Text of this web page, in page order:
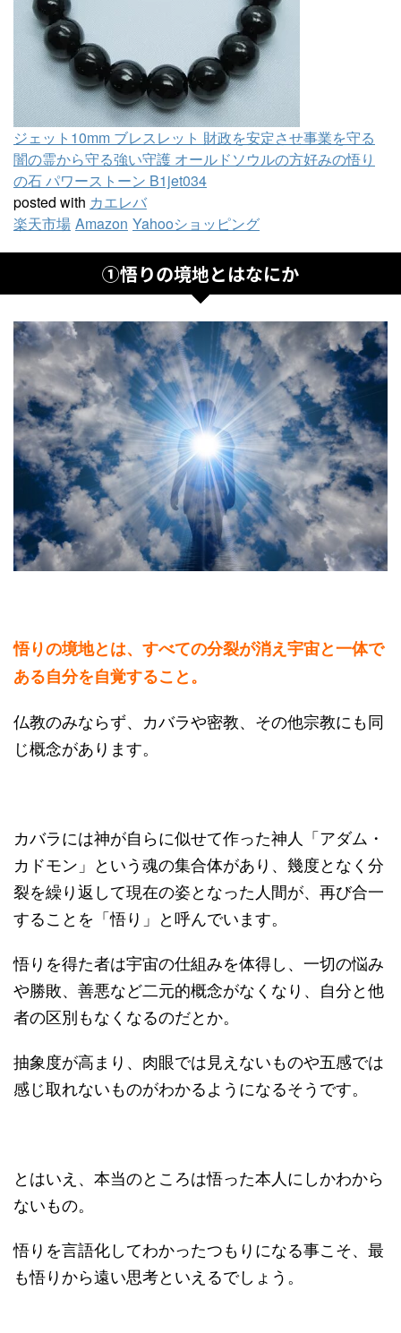
ジェット10mm ブレスレット 財政を安定させ事業を守る
闇の霊から守る強い守護 オールドソウルの方好みの悟り
の石 パワーストーン B1jet034
posted with カエレバ
楽天市場 Amazon Yahooショッピング
①悟りの境地とはなにか
悟りの境地とは、すべての分裂が消え宇宙と一体で
ある自分を自覚すること。
仏教のみならず、カバラや密教、その他宗教にも同
じ概念があります。
カバラには神が自らに似せて作った神人「アダム・
カドモン」という魂の集合体があり、幾度となく分
裂を繰り返して現在の姿となった人間が、再び合一
することを「悟り」と呼んでいます。
悟りを得た者は宇宙の仕組みを体得し、一切の悩み
や勝敗、善悪など二元的概念がなくなり、自分と他
者の区別もなくなるのだとか。
抽象度が高まり、肉眼では見えないものや五感では
感じ取れないものがわかるようになるそうです。
とはいえ、本当のところは悟った本人にしかわから
ないもの。
悟りを言語化してわかったつもりになる事こそ、最
も悟りから遠い思考といえるでしょう。